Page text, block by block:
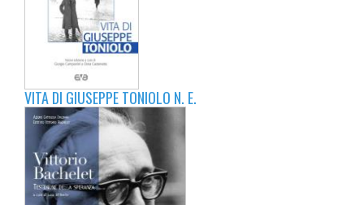
VITA DI GIUSEPPE TONIOLO N. E.